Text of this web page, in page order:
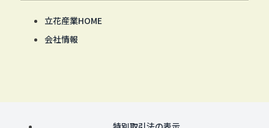
立花産業HOME
会社情報